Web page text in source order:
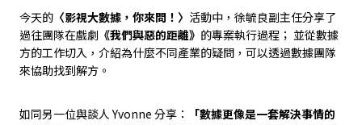
今天的 〈影視大數據，你來問！〉 活動中，徐毓良副主任分享了
過往團隊在戲劇 《我們與惡的距離》 的專案執行過程； 並從數據
方的工作切入，介紹為什麼不同產業的疑問，可以透過數據團隊
來協助找到解方。
如同另一位與談人 Yvonne 分享：
「數據更像是一套解決事情的